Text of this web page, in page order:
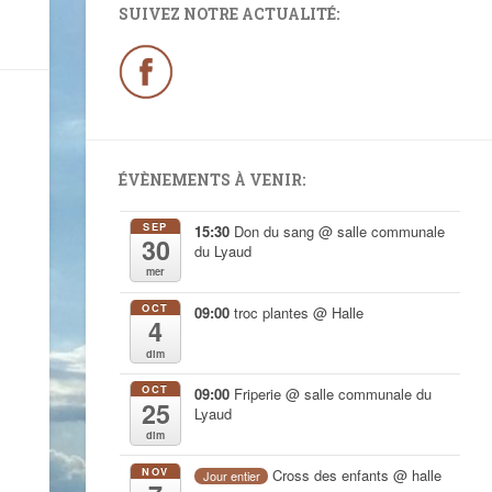
SUIVEZ NOTRE ACTUALITÉ:
ÉVÈNEMENTS À VENIR:
SEP
30
mer
15:30 Don du sang @ salle communale
du Lyaud
OCT
4
dim
09:00 troc plantes @ Halle
OCT
25
dim
09:00 Friperie @ salle communale du
Lyaud
NOV Jour entier Cross des enfants@ halle